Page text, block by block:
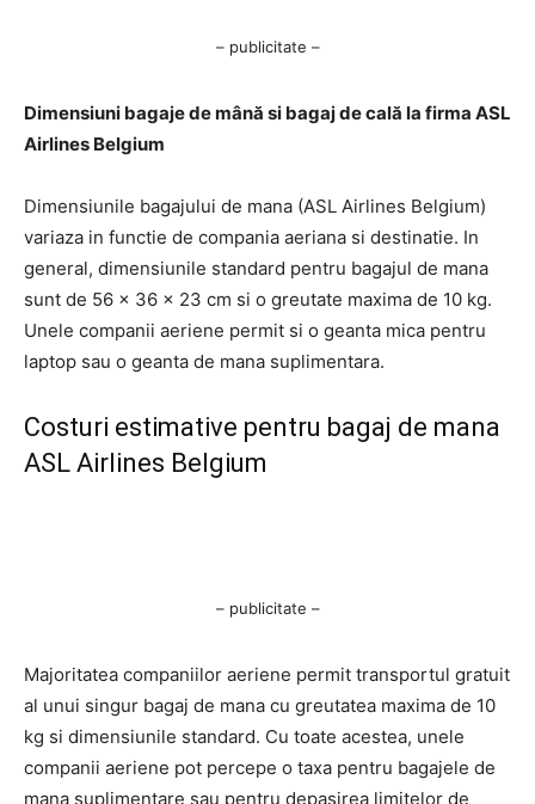
– publicitate –
Dimensiuni bagaje de mână si bagaj de cală la firma ASL
Airlines Belgium
Dimensiunile bagajului de mana (ASL Airlines Belgium)
variaza in functie de compania aeriana si destinatie. In
general, dimensiunile standard pentru bagajul de mana
sunt de 56 x 36 x 23 cm si o greutate maxima de 10 kg.
Unele companii aeriene permit si o geanta mica pentru
laptop sau o geanta de mana suplimentara.
Costuri estimative pentru bagaj de mana
ASL Airlines Belgium
– publicitate –
Majoritatea companiilor aeriene permit transportul gratuit
al unui singur bagaj de mana cu greutatea maxima de 10
kg si dimensiunile standard. Cu toate acestea, unele
companii aeriene pot percepe o taxa pentru bagajele de
mana suplimentare sau pentru depasirea limitelor de